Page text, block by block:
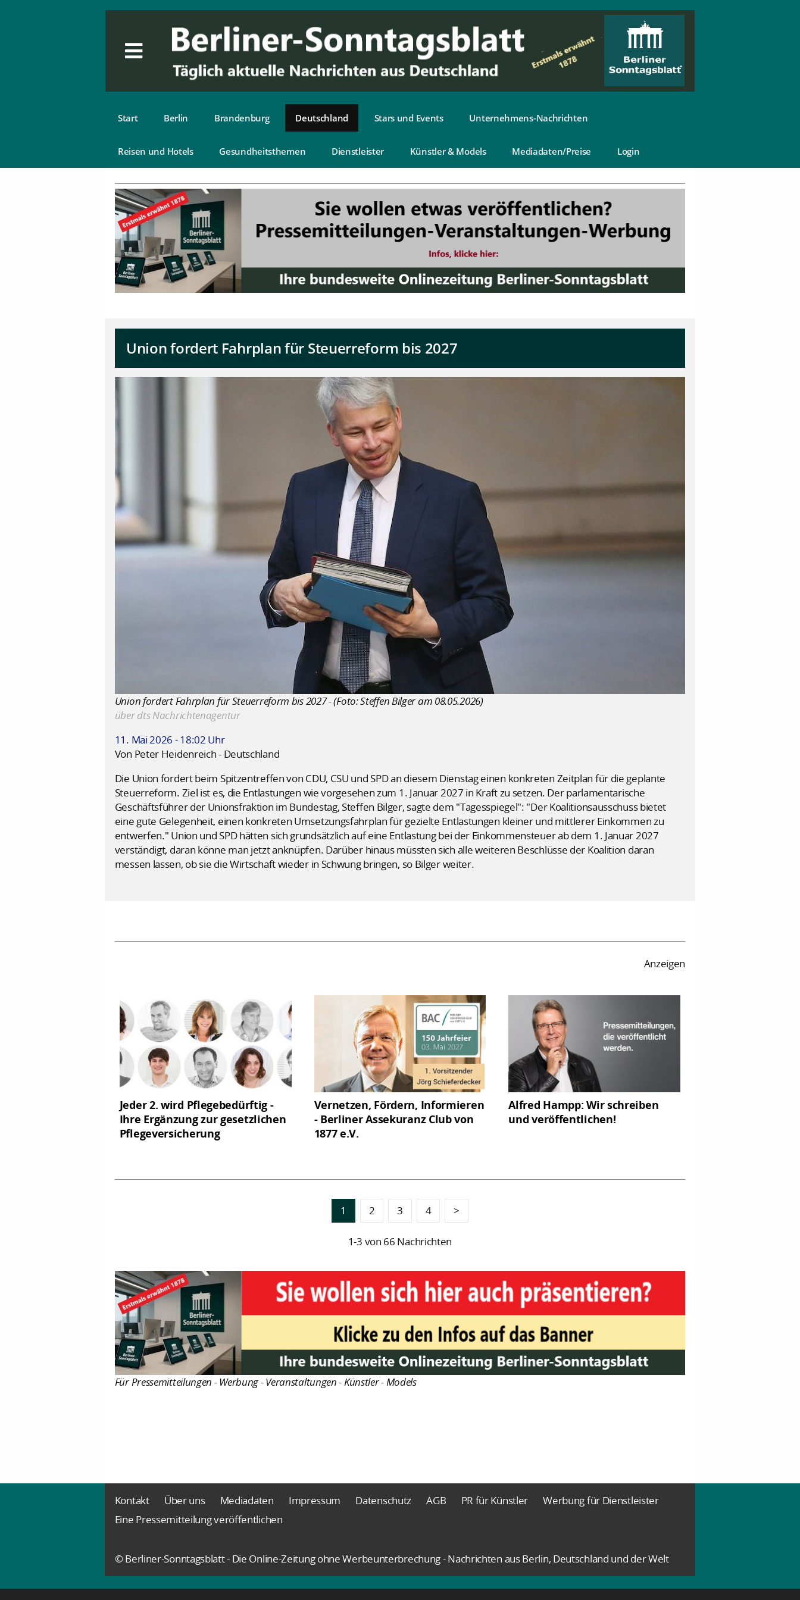
Start Berlin Brandenburg Deutschland Stars und Events Unternehmens-Nachrichten
Reisen und Hotels Gesundheitsthemen Dienstleister Künstler & Models Mediadaten/Preise Login
Union fordert Fahrplan für Steuerreform bis 2027
Union fordert Fahrplan für Steuerreform bis 2027 - (Foto: Steffen Bilger am 08.05.2026)
über dts Nachrichtenagentur
11. Mai 2026 - 18:02 Uhr
Von Peter Heidenreich - Deutschland
Die Union fordert beim Spitzentreffen von CDU, CSU und SPD an diesem Dienstag einen konkreten Zeitplan für die geplante
Steuerreform. Ziel ist es, die Entlastungen wie vorgesehen zum 1. Januar 2027 in Kraft zu setzen. Der parlamentarische
Geschäftsführer der Unionsfraktion im Bundestag, Steffen Bilger, sagte dem "Tagesspiegel": "Der Koalitionsausschuss bietet
eine gute Gelegenheit, einen konkreten Umsetzungsfahrplan für gezielte Entlastungen kleiner und mittlerer Einkommen zu
entwerfen." Union und SPD hätten sich grundsätzlich auf eine Entlastung bei der Einkommensteuer ab dem 1. Januar 2027
verständigt, daran könne man jetzt anknüpfen. Darüber hinaus müssten sich alle weiteren Beschlüsse der Koalition daran
messen lassen, ob sie die Wirtschaft wieder in Schwung bringen, so Bilger weiter.
Anzeigen
Jeder 2. wird Pflegebedürftig -
Ihre Ergänzung zur gesetzlichen
Pflegeversicherung
Vernetzen, Fördern, Informieren
- Berliner Assekuranz Club von
1877 e.V.
Alfred Hampp: Wir schreiben
und veröffentlichen!
1 2 3 4 >
1-3 von 66 Nachrichten
Für Pressemitteilungen - Werbung - Veranstaltungen - Künstler - Models
Kontakt Über uns Mediadaten Impressum Datenschutz AGB PR für Künstler
Werbung für Dienstleister
Eine Pressemitteilung veröffentlichen
© Berliner-Sonntagsblatt - Die Online-Zeitung ohne Werbeunterbrechung - Nachrichten aus Berlin, Deutschland und der Welt